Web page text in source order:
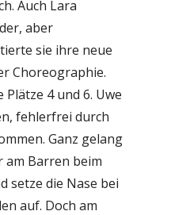
Auch Lara
aber
sie ihre neue
Choreographie.
Plätze 4 und 6. Uwe
fehlerfrei durch
Ganz gelang
am Barren beim
setze die Nase bei
auf. Doch am